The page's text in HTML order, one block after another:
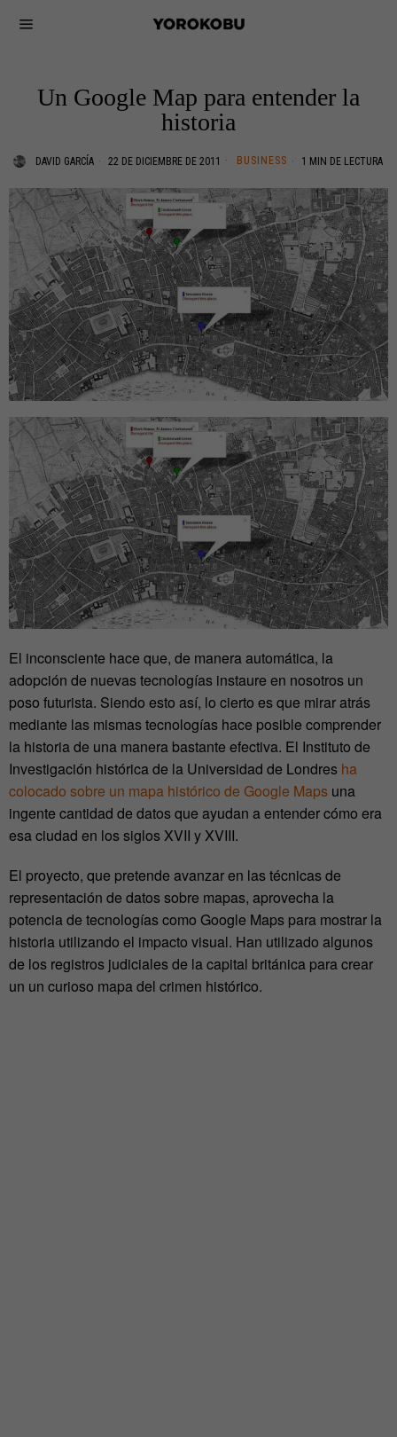
Un Google Map para entender la
historia
DAVID GARCÍA 22 DE DICIEMBRE DE 2011 BUSINESS 1 MIN DE LECTURA
El inconsciente hace que, de manera automática, la
adopción de nuevas tecnologías instaure en nosotros un
poso futurista. Siendo esto así, lo cierto es que mirar atrás
mediante las mismas tecnologías hace posible comprender
la historia de una manera bastante efectiva. El Instituto de
Investigación histórica de la Universidad de Londres ha
colocado sobre un mapa histórico de Google Maps una
ingente cantidad de datos que ayudan a entender cómo era
esa ciudad en los siglos XVII y XVIII.
El proyecto, que pretende avanzar en las técnicas de
representación de datos sobre mapas, aprovecha la
potencia de tecnologías como Google Maps para mostrar la
historia utilizando el impacto visual. Han utilizado algunos
de los registros judiciales de la capital británica para crear
un un curioso mapa del crimen histórico.